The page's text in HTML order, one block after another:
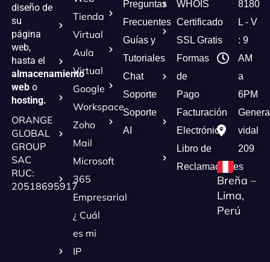
diseño de
su
página
web,
hasta el
almacenamiento
webo
hosting.
ORANGE
GLOBAL
GROUP
SAC
RUC:
20518695917
Tienda
Virtual
Aula
Virtual
Google
Workspace
Zoho
Mail
Microsoft
365
Empresarial
¿ Cuál
es mi
IP
Preguntas
Frecuentes
Guías y
Tutoriales
Chat
Soporte
Soporte
AI
WHOIS
Certificado
SSL Gratis
Formas
de
Pago
Facturación
Electrónica
Libro de
Reclamaciones
8180
L - V
: 9
AM
a
6PM
vidal
209
Breña –
Lima,
Perú